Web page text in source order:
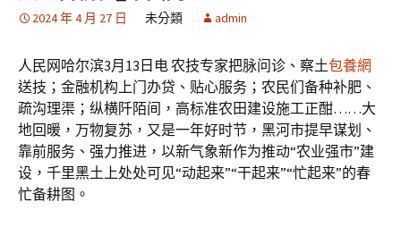
2024 年 4 月 27 日 未分類 admin
人民网哈尔滨3月13日电 农技专家把脉问诊、察土包養網
送技；金融机构上门办贷、贴心服务；农民们备种补肥、
疏沟理渠；纵横阡陌间，高标准农田建设施工正酣……大
地回暖，万物复苏，又是一年好时节，黑河市提早谋划、
靠前服务、强力推进，以新气象新作为推动“农业强市”建
设，千里黑土上处处可见“动起来”“干起来”“忙起来”的春
忙备耕图。